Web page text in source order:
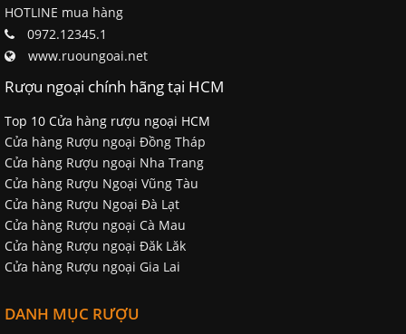
HOTLINE mua hàng
0972.12345.1
www.ruoungoai.net
Rượu ngoại chính hãng tại HCM
Top 10 Cửa hàng rượu ngoại HCM
Cửa hàng Rượu ngoại Đồng Tháp
Cửa hàng Rượu ngoại Nha Trang
Cửa hàng Rượu Ngoại Vũng Tàu
Cửa hàng Rượu Ngoại Đà Lạt
Cửa hàng Rượu ngoại Cà Mau
Cửa hàng Rượu ngoại Đăk Lăk
Cửa hàng Rượu ngoại Gia Lai
DANH MỤC RƯỢU